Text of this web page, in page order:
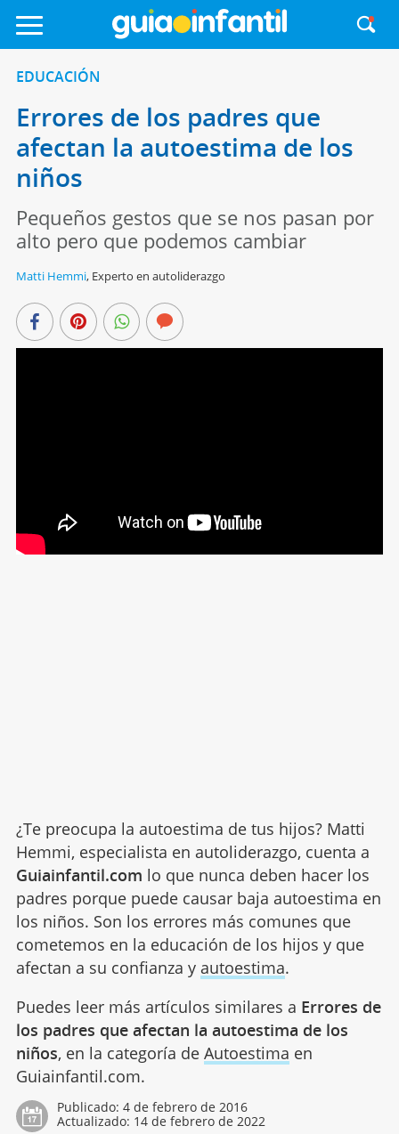
EDUCACIÓN
Errores de los padres que
afectan la autoestima de los
niños
Pequeños gestos que se nos pasan por
alto pero que podemos cambiar
Matti Hemmi, Experto en autoliderazgo
¿Te preocupa la autoestima de tus hijos? Matti
Hemmi, especialista en autoliderazgo, cuenta a
Guiainfantil.com lo que nunca deben hacer los
padres porque puede causar baja autoestima en
los niños. Son los errores más comunes que
cometemos en la educación de los hijos y que
afectan a su confianza y autoestima.
Puedes leer más artículos similares a Errores de
los padres que afectan la autoestima de los
niños, en la categoría de Autoestima en
Guiainfantil.com.
Publicado: 4 de febrero de 2016
Actualizado: 14 de febrero de 2022